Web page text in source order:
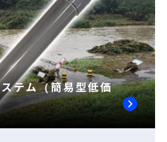
テム（簡易型低価